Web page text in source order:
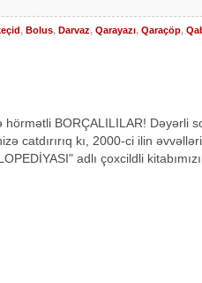
, Bolus, Darvaz, Qarayazı, Qaraçöp,
hörmətli BORÇALILILAR! Dəyərli
catdırırıq kı, 2000-ci ilin
adlı çoxcildli